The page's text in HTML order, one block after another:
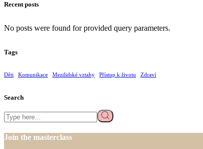
Recent posts
No posts were found for provided query parameters.
Tags
Děti Komunikace Mezilidské vztahy Přístup k životu Zdraví
Search
Search
Join the masterclass